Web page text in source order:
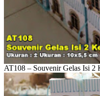
AT108 – Souvenir Gelas Isi 2